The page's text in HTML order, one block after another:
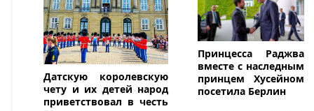
Датскую королевскую
чету и их детей народ
приветствовал в честь
Принцесса Раджва
вместе с наследным
принцем Хусейном
посетила Берлин